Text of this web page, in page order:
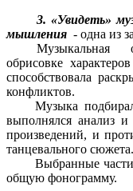
3. «Увидеть»
мышления - одна из
Музыкальная
обрисовке
способствовала
конфликтов.
Музыка
выполнялся анализ
произведений, и
танцевального сюжета.
Выбранные
общую фонограмму.